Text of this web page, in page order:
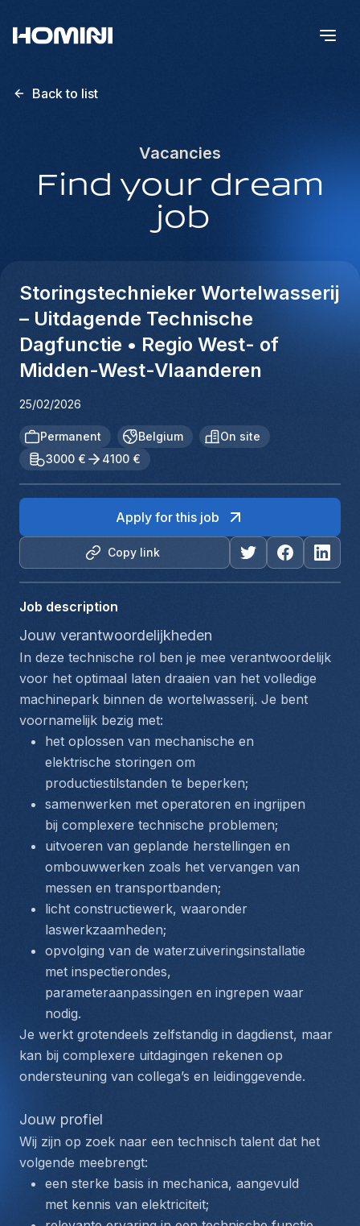
Back to list
Vacancies
Find your dream
job
Storingstechnieker Wortelwasserij
– Uitdagende Technische
Dagfunctie • Regio West- of
Midden-West-Vlaanderen
25/02/2026
Permanent Belgium
On site
3000 €
4100 €
Copy link
Apply for this job
Job description
Jouw verantwoordelijkheden
In deze technische rol ben je mee verantwoordelijk
voor het optimaal laten draaien van het volledige
machinepark binnen de wortelwasserij. Je bent
voornamelijk bezig met:
het oplossen van mechanische en
elektrische storingen om
productiestilstanden te beperken;
samenwerken met operatoren en ingrijpen
bij complexere technische problemen;
uitvoeren van geplande herstellingen en
ombouwwerken zoals het vervangen van
messen en transportbanden;
licht constructiewerk, waaronder
laswerkzaamheden;
opvolging van de waterzuiveringsinstallatie
met inspectierondes,
parameteraanpassingen en ingrepen waar
nodig.
Je werkt grotendeels zelfstandig in dagdienst, maar
kan bij complexere uitdagingen rekenen op
ondersteuning van collega’s en leidinggevende.
Jouw profiel
Wij zijn op zoek naar een technisch talent dat het
volgende meebrengt:
een sterke basis in mechanica, aangevuld
met kennis van elektriciteit;